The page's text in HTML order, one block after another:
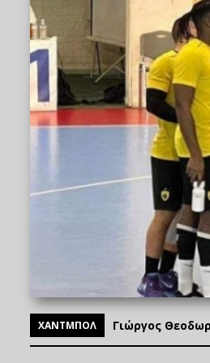
ΧΑΝΤΜΠΟΛ Γιώργος